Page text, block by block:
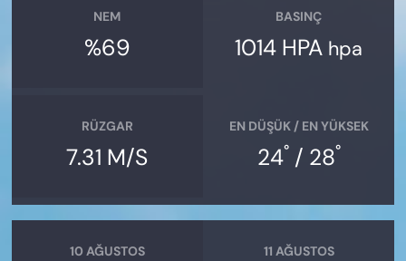
NEM
%69
BASINÇ
1014 HPA hpa
RÜZGAR
7.31 M/S
EN DÜŞÜK / EN YÜKSEK
24°/ 28°
10 AĞUSTOS 11 AĞUSTOS